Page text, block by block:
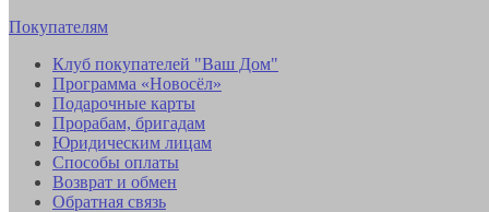
Покупателям
Клуб покупателей "Ваш Дом"
Программа «Новосёл»
Подарочные карты
Прорабам, бригадам
Юридическим лицам
Способы оплаты
Возврат и обмен
Обратная связь